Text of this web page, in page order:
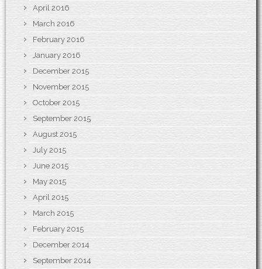
April 2016
March 2016
February 2016
January 2016
December 2015
November 2015
October 2015
September 2015
August 2015
July 2015
June 2015
May 2015
April 2015
March 2015
February 2015
December 2014
September 2014